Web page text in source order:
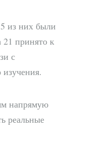
из них были
принято к
с
напрямую
реальные